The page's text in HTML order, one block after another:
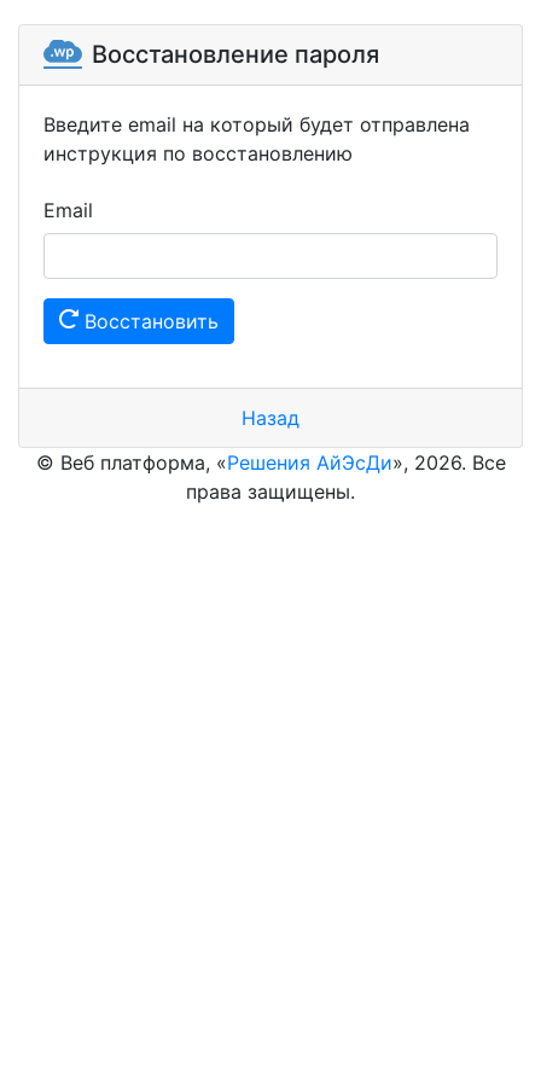
Восстановление пароля
Введите email на который будет отправлена
инструкция по восстановлению
Email
Восстановить
Назад
© Веб платформа, «Решения АйЭсДи», 2026. Все
права защищены.